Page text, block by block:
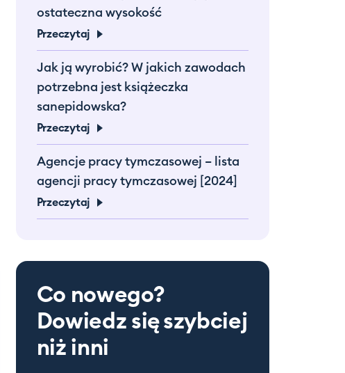
ostateczna wysokość
Przeczytaj
Jak ją wyrobić? W jakich zawodach
potrzebna jest książeczka
sanepidowska?
Przeczytaj
Agencje pracy tymczasowej – lista
agencji pracy tymczasowej [2024]
Przeczytaj
Co nowego?
Dowiedz sięszybciej
niż inni